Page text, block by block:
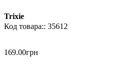
Trixie
35612
169.00грн